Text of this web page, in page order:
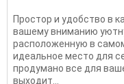
Простор и удобство в
вашему вниманию
расположенную в
идеальное место для
продумано все для
выходит...